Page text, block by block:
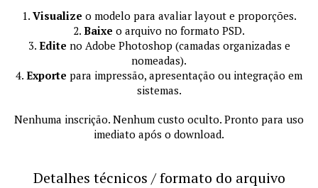
1. Visualize o modelo para avaliar layout e proporções.
2. Baixe o arquivo no formato PSD.
3. Edite no Adobe Photoshop (camadas organizadas e
nomeadas).
4. Exporte para impressão, apresentação ou integração em
sistemas.
Nenhuma inscrição. Nenhum custo oculto. Pronto para uso
imediato após o download.
Detalhes técnicos / formato do arquivo